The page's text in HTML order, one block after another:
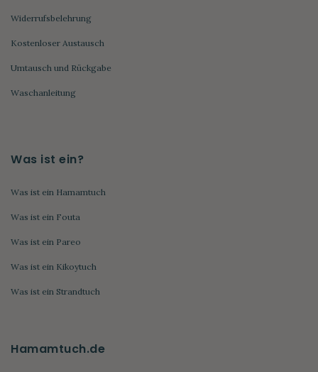
Widerrufsbelehrung
Kostenloser Austausch
Umtausch und Rückgabe
Waschanleitung
Was ist ein?
Was ist ein Hamamtuch
Was ist ein Fouta
Was ist ein Pareo
Was ist ein Kikoytuch
Was ist ein Strandtuch
Hamamtuch.de